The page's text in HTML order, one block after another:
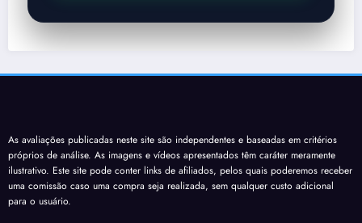
As avaliações publicadas neste site são independentes e baseadas em critérios
próprios de análise. As imagens e vídeos apresentados têm caráter meramente
ilustrativo. Este site pode conter links de afiliados, pelos quais poderemos receber
uma comissão caso uma compra seja realizada, sem qualquer custo adicional
para o usuário.